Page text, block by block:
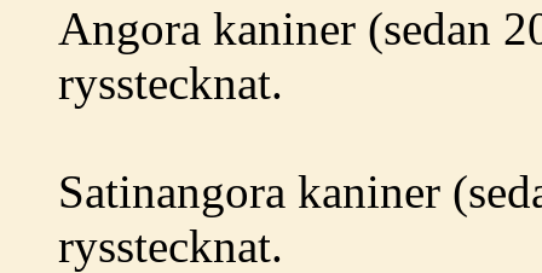
Angora kaniner (sedan
rysstecknat.
Satinangora kaniner
rysstecknat.